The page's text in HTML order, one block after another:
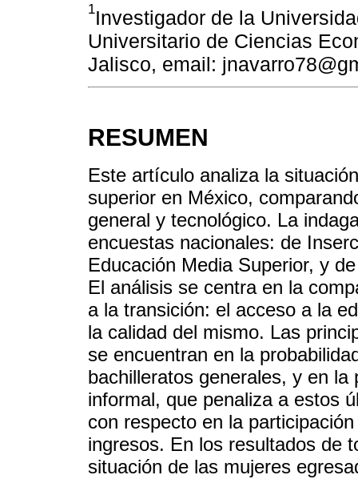
1Investigador de la
Universitario de Ciencias
Jalisco, email:
RESUMEN
Este artículo analiza la
superior en México,
general y tecnológico. La
encuestas nacionales: de
Educación Media Superior, y
El análisis se centra en la
a la transición: el acceso a la
la calidad del mismo. Las
se encuentran en la
bachilleratos generales, y en
informal, que penaliza a estos
con respecto en la
ingresos. En los resultados de
situación de las mujeres